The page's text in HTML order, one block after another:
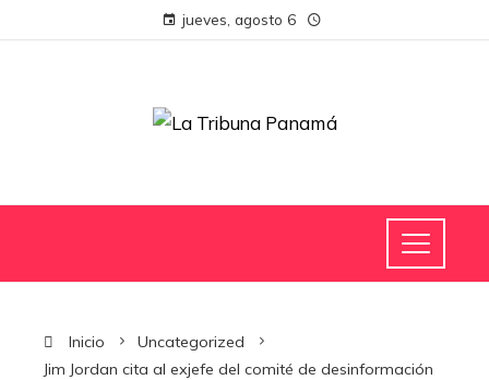
jueves, agosto 6
Inicio
Uncategorized
Jim Jordan cita al exjefe del comité de desinformación